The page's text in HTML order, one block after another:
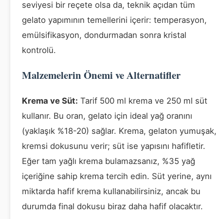
seviyesi bir reçete olsa da, teknik açıdan tüm
gelato yapımının temellerini içerir: temperasyon,
emülsifikasyon, dondurmadan sonra kristal
kontrolü.
Malzemelerin Önemi ve Alternatifler
Krema ve Süt: Tarif 500 ml krema ve 250 ml süt
kullanır. Bu oran, gelato için ideal yağ oranını
(yaklaşık %18-20) sağlar. Krema, gelaton yumuşak,
kremsi dokusunu verir; süt ise yapısını hafifletir.
Eğer tam yağlı krema bulamazsanız, %35 yağ
içeriğine sahip krema tercih edin. Süt yerine, aynı
miktarda hafif krema kullanabilirsiniz, ancak bu
durumda final dokusu biraz daha hafif olacaktır.